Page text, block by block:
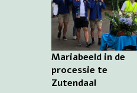
Mariabeeld in de
processie te
Zutendaal